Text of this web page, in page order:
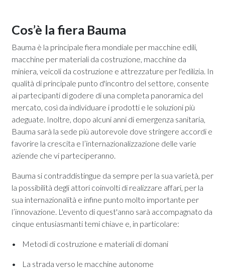
Cos’è la fiera Bauma
Bauma è la principale fiera mondiale per macchine edili,
macchine per materiali da costruzione, macchine da
miniera, veicoli da costruzione e attrezzature per l'edilizia. In
qualità di principale punto d'incontro del settore, consente
ai partecipanti di godere di una completa panoramica del
mercato, così da individuare i prodotti e le soluzioni più
adeguate. Inoltre, dopo alcuni anni di emergenza sanitaria,
Bauma sarà la sede più autorevole dove stringere accordi e
favorire la crescita e l’internazionalizzazione delle varie
aziende che vi parteciperanno.
Bauma si contraddistingue da sempre per la sua varietà, per
la possibilità degli attori coinvolti di realizzare affari, per la
sua internazionalità e infine punto molto importante per
l’innovazione. L'evento di quest'anno sarà accompagnato da
cinque entusiasmanti temi chiave e, in particolare:
• Metodi di costruzione e materiali di domani
• La strada verso le macchine autonome